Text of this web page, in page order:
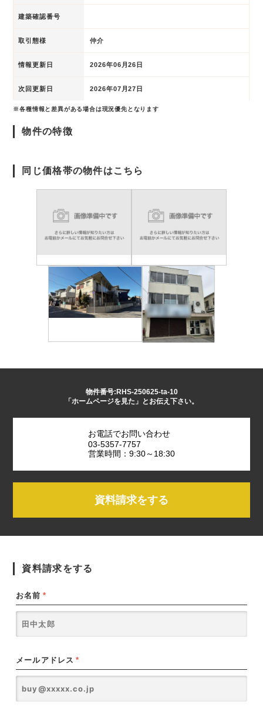
建築確認番号
取引態様 仲介
情報更新日 2026年06月26日
次回更新日 2026年07月27日
※各種情報と差異がある場合は現況優先となります
物件の特徴
同じ価格帯の物件はこちら
物件番号:RHS-250625-ta-10
「ホームページを見た」とお伝え下さい。
お電話でお問い合わせ
03-5357-7757
営業時間：9:30～18:30
資料請求をする
資料請求をする
お名前 *
メールアドレス *